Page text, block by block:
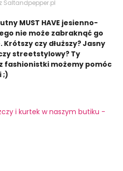
Saltandpepper.pl
MUST HAVE jesienno-
nie może zabraknąć go
czy dłuższy? Jasny
streetstylowy? Ty
fashionistki możemy pomóc
;)
i kurtek w naszym butiku -